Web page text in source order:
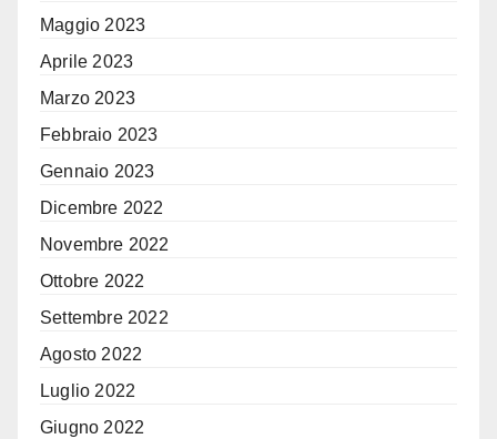
Maggio 2023
Aprile 2023
Marzo 2023
Febbraio 2023
Gennaio 2023
Dicembre 2022
Novembre 2022
Ottobre 2022
Settembre 2022
Agosto 2022
Luglio 2022
Giugno 2022